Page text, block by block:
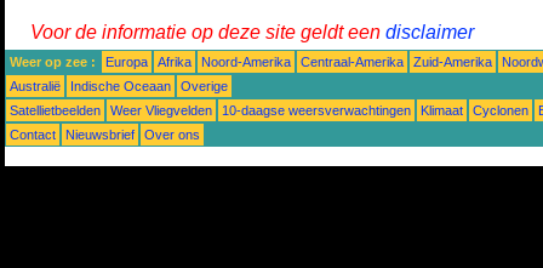
Voor de informatie op deze site geldt een disclaimer
Weer op zee : Europa Afrika Noord-Amerika Centraal-Amerika Zuid-Amerika
Australië
Indische Oceaan
Overige
Satellietbeelden
Weer Vliegvelden 10-daagse weersverwachtingen Klimaat Cyclonen
Contact
Nieuwsbrief Over ons